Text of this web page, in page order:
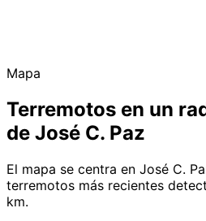
Mapa
Terremotos en un
de José C. Paz
El mapa se centra en José C.
terremotos más recientes
km.